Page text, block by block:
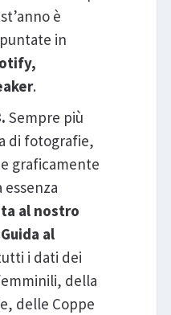
è
in
.
Sempre più
di fotografie,
graficamente
al nostro
Guida al
i dati dei
della
delle Coppe